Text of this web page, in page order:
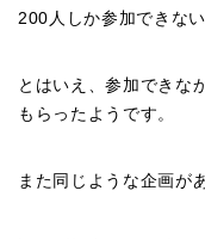
200人しか参加できな
とはいえ、参加できな
もらったようです。
また同じような企画が